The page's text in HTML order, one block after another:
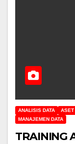
ANALISIS DATA ASET
MANAJEMEN DATA
TRAINING